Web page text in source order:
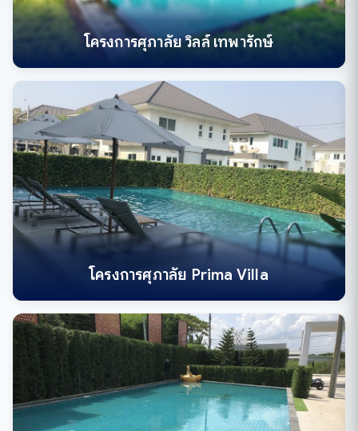
โครงการศุภาลัย วิลล์ เทพารักษ์
โครงการศุภาลัย Prima Villa